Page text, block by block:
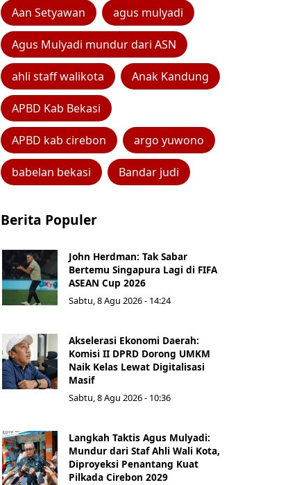
Aan Setyawan agus mulyadi
Agus Mulyadi mundur dari ASN
ahli staff walikota Anak Kandung
APBD Kab Bekasi
APBD kab cirebon argo yuwono
babelan bekasi Bandar judi
Berita Populer
John Herdman: Tak Sabar
Bertemu Singapura Lagi di FIFA
ASEAN Cup 2026
Sabtu, 8 Agu 2026 - 14:24
Akselerasi Ekonomi Daerah:
Komisi II DPRD Dorong UMKM
Naik Kelas Lewat Digitalisasi
Masif
Sabtu, 8 Agu 2026 - 10:36
Langkah Taktis Agus Mulyadi:
Mundur dari Staf Ahli Wali Kota,
Diproyeksi Penantang Kuat
Pilkada Cirebon 2029